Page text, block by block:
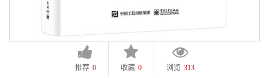
推荐 0 收藏 0 浏览 313